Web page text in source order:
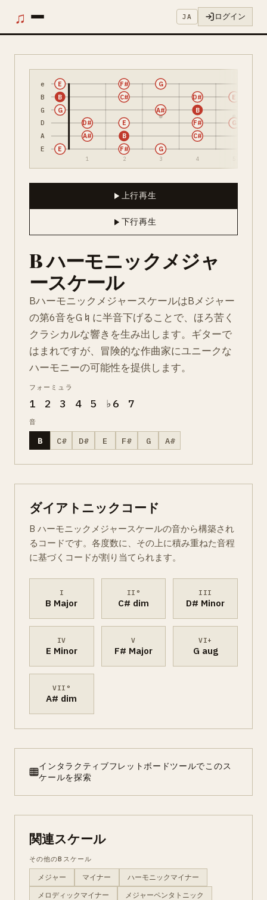
♫ JA ログイン
e
B
G
D
A
E
1 2 3 4
E F# G
A# B C#
D# E F# G
G A# B
B C# D# E
E F# G
上行再生
下行再生
B ハーモニックメジャ
ースケール
BハーモニックメジャースケールはBメジャー
の第6音をG♮に半音下げることで、ほろ苦く
クラシカルな響きを生み出します。ギターで
はまれですが、冒険的な作曲家にユニークな
ハーモニーの可能性を提供します。
フォーミュラ
1 2 3 4 5 ♭6 7
音
B C# D# E F# G A#
ダイアトニックコード
B ハーモニックメジャースケールの音から構築され
るコードです。各度数に、その上に積み重ねた音程
に基づくコードが割り当てられます。
I
B Major
II°
C# dim
III
D# Minor
IV
E Minor
V
F# Major
VI+
G aug
VII°
A# dim
インタラクティブフレットボードツールでこのス
ケールを探索
関連スケール
その他のBスケール
メジャー マイナー ハーモニックマイナー
メロディックマイナー メジャーペンタトニック